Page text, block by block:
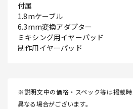
付属
1.8mケーブル
6.3mm変換アダプター
ミキシング用イヤーパッド
制作用イヤーパッド
※説明文中の価格・スペック等は掲載
異なる場合がございます。